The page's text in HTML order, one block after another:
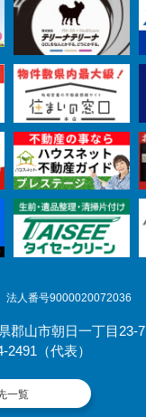
法人番号9000020072036
郡山市朝日一丁目23-7
（代表）
一覧